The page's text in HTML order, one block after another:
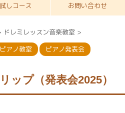
しコース お問い合わせ
ドレミレッスン音楽教室 >
ピアノ教室 ピアノ発表会
ップ（発表会2025）